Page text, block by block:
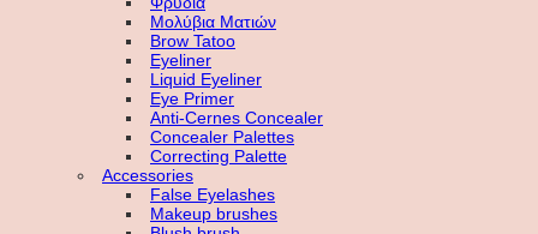
Μολύβια Ματιών
Brow Tatoo
Eyeliner
Liquid Eyeliner
Eye Primer
Anti-Cernes Concealer
Concealer Palettes
Correcting Palette
Accessories
False Eyelashes
Makeup brushes